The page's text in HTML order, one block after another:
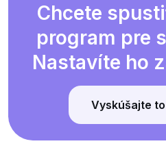
Chcete
program pre
Nastavíte ho
Vyskúšajte to